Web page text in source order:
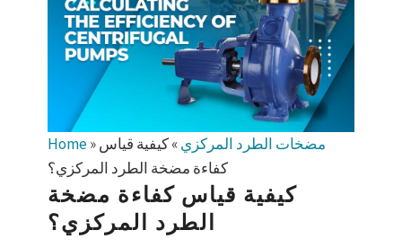
Home» مضخات الطرد المركزي»كيفية قياس
كفاءة مضخة الطرد المركزي؟
كيفية قياس كفاءة مضخة
الطرد المركزي؟